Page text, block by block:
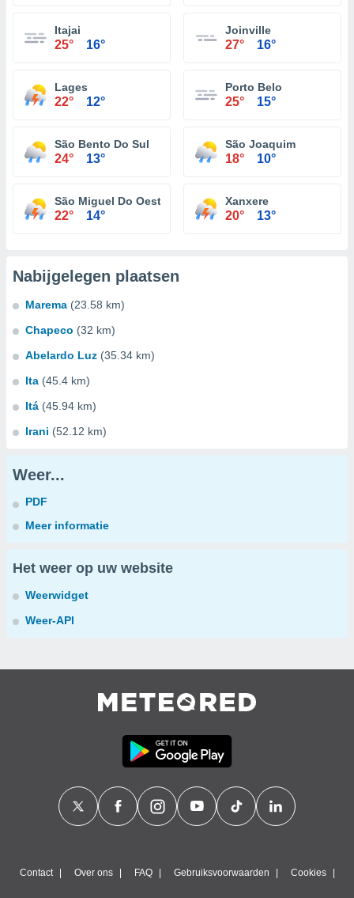
Itajai
25° 16°
Joinville
27° 16°
Lages
22° 12°
Porto Belo
25° 15°
São Bento Do Sul
24° 13°
São Joaquim
18° 10°
São Miguel Do Oeste
22° 14°
Xanxere
20° 13°
Nabijgelegen plaatsen
Marema (23.58 km)
Chapeco (32 km)
Abelardo Luz (35.34 km)
Ita (45.4 km)
Itá (45.94 km)
Irani (52.12 km)
Weer...
PDF
Meer informatie
Het weer op uw website
Weerwidget
Weer-API
Contact Over ons FAQ Gebruiksvoorwaarden Cookies